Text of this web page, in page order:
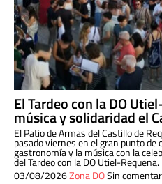
El Tardeo con la DO
música y solidaridad el
El Patio de Armas del Castillo de
pasado viernes en el gran punto de
gastronomía y la música con la
del Tardeo con la DO Utiel-Requena.
03/08/2026Zona DOSin